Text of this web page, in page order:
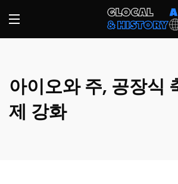
아이오와 주, 공장식
제 강화